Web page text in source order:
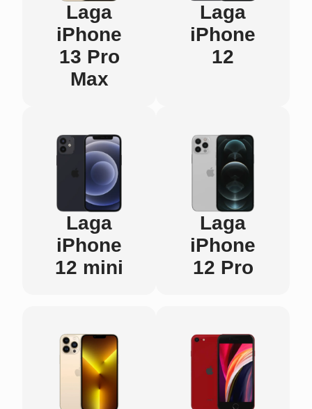
Laga
iPhone
13 Pro
Max
Laga
iPhone
12
Laga
iPhone
12 mini
Laga
iPhone
12 Pro